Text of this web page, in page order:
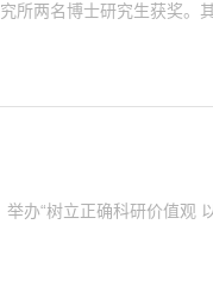
所两名博士研究生获奖。
办“树立正确科研价值观